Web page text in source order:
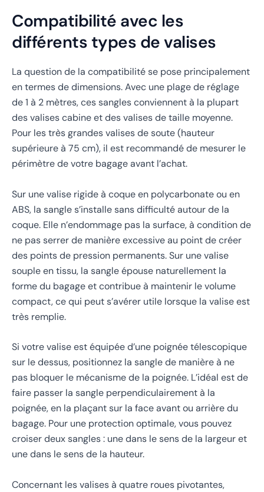
Compatibilité avec les
différents types de valises
La question de la compatibilité se pose principalement
en termes de dimensions. Avec une plage de réglage
de 1 à 2 mètres, ces sangles conviennent à la plupart
des valises cabine et des valises de taille moyenne.
Pour les très grandes valises de soute (hauteur
supérieure à 75 cm), il est recommandé de mesurer le
périmètre de votre bagage avant l’achat.
Sur une valise rigide à coque en polycarbonate ou en
ABS, la sangle s’installe sans difficulté autour de la
coque. Elle n’endommage pas la surface, à condition de
ne pas serrer de manière excessive au point de créer
des points de pression permanents. Sur une valise
souple en tissu, la sangle épouse naturellement la
forme du bagage et contribue à maintenir le volume
compact, ce qui peut s’avérer utile lorsque la valise est
très remplie.
Si votre valise est équipée d’une poignée télescopique
sur le dessus, positionnez la sangle de manière à ne
pas bloquer le mécanisme de la poignée. L’idéal est de
faire passer la sangle perpendiculairement à la
poignée, en la plaçant sur la face avant ou arrière du
bagage. Pour une protection optimale, vous pouvez
croiser deux sangles : une dans le sens de la largeur et
une dans le sens de la hauteur.
Concernant les valises à quatre roues pivotantes,